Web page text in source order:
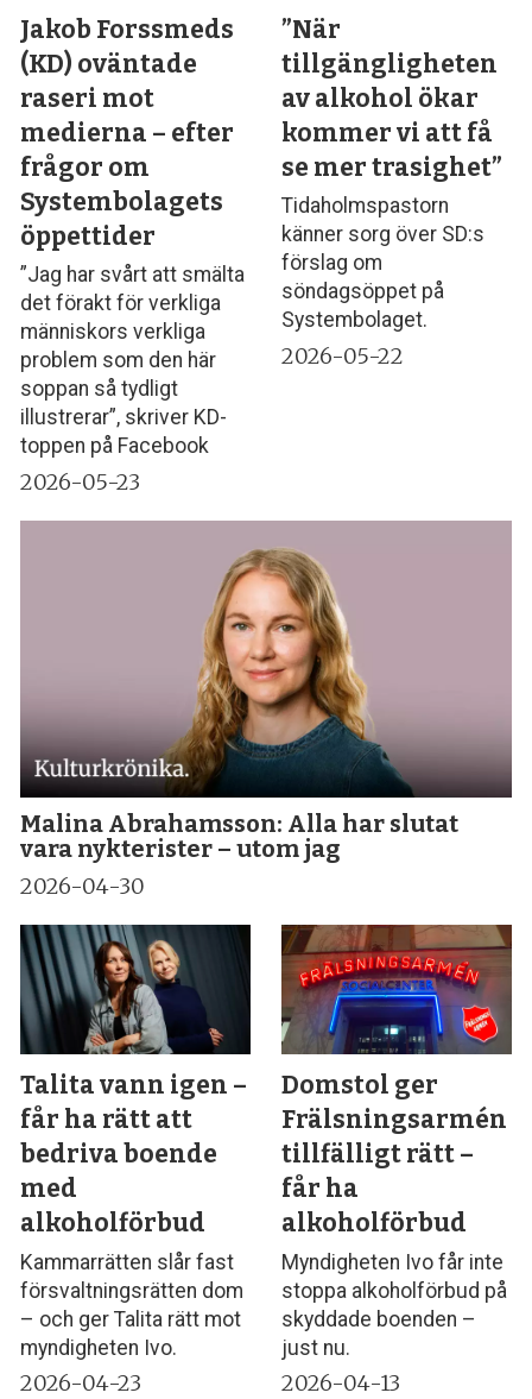
Jakob Forssmeds
(KD) oväntade
raseri mot
medierna – efter
frågor om
Systembolagets
öppettider
”Jag har svårt att smälta
det förakt för verkliga
människors verkliga
problem som den här
soppan så tydligt
illustrerar”, skriver KD-
toppen på Facebook
2026-05-23
”När
tillgängligheten
av alkohol ökar
kommer vi att få
se mer trasighet”
Tidaholmspastorn
känner sorg över SD:s
förslag om
söndagsöppet på
Systembolaget.
2026-05-22
Malina Abrahamsson: Alla har slutat
vara nykterister – utom jag
2026-04-30
Talita vann igen –
får ha rätt att
bedriva boende
med
alkoholförbud
Kammarrätten slår fast
försvaltningsrätten dom
– och ger Talita rätt mot
myndigheten Ivo.
2026-04-23
Domstol ger
Frälsningsarmén
tillfälligt rätt –
får ha
alkoholförbud
Myndigheten Ivo får inte
stoppa alkoholförbud på
skyddade boenden –
just nu.
2026-04-13